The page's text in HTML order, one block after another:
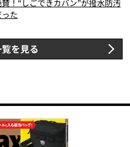
！“しごできカバン”が撥水防汚
た
を見る